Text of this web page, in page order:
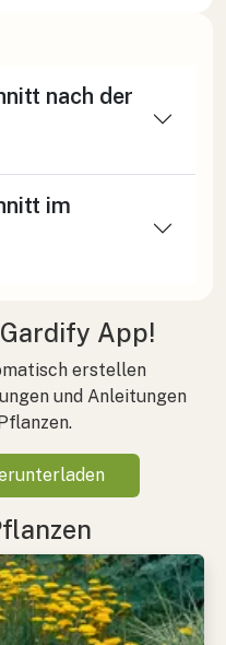
nach der
im
App!
erstellen
und Anleitungen